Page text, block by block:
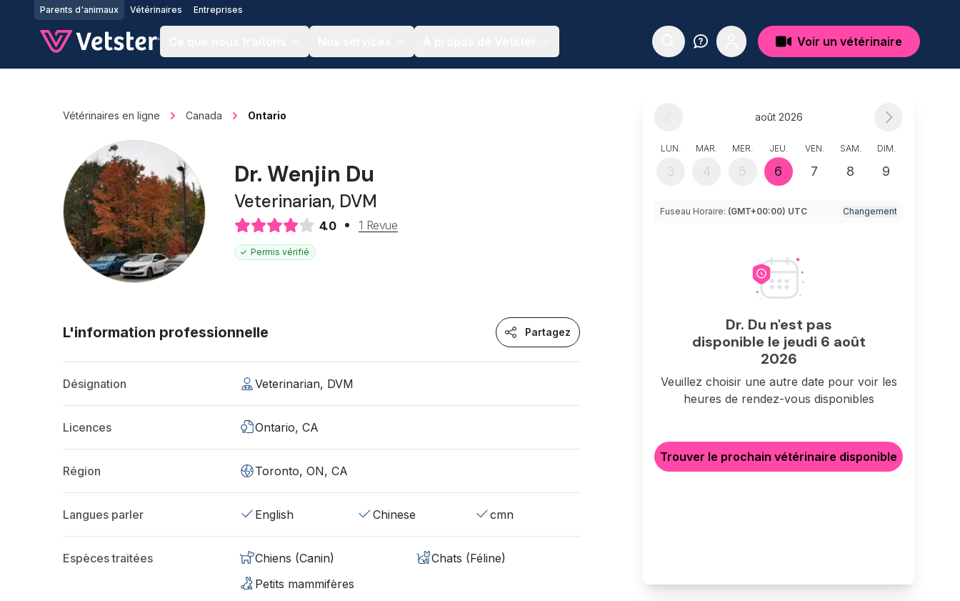
Jump to main content
Parents d'animaux Vétérinaires Entreprises
Voir un vétérinaire
Vétérinaires en ligne Canada Ontario
Dr. Wenjin Du
Veterinarian, DVM
4.0 1 Revue
Permis vérifié
L'information professionnelle Partagez
Désignation Veterinarian, DVM
Licences Ontario, CA
Région Toronto, ON, CA
Langues parler English Chinese cmn
Espèces traitées Chiens (Canin)
Chats (Féline)
Petits mammifères
août 2026
LUN.
3
MAR.
4
MER.
5
JEU.
6
VEN.
7
SAM.
8
DIM.
9
Fuseau Horaire: (GMT+00:00) UTC Changement
Dr. Du n'est pas
disponible le jeudi 6 août
2026
Veuillez choisir une autre date pour voir les
heures de rendez-vous disponibles
Trouver le prochain vétérinaire disponible